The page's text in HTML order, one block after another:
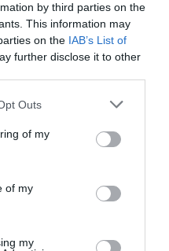
by third parties on the
This information may
on the IAB’s List of
further disclose it to other
uses one or more Google
You may click to
its third-party tags to
purposes in below Google
Outs
of my
of my
my
laukumu
Zeļļi” paraksta
līgumu ar talantīgo
jūnijs
viens pārsteigums?
jau sajuta uzvaras
visu apgrieza kājām gaisā